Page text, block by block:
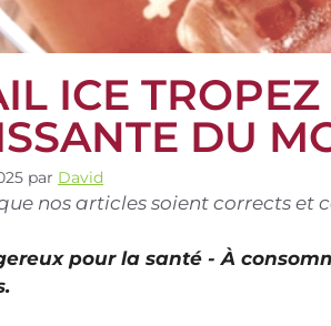
ICE
DU
par David
nos articles soient corrects et
pour la santé - À